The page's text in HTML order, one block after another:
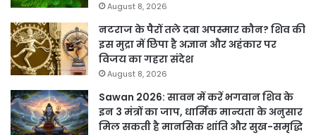
August 8, 2026
नटराज के पैरों तले दबा अपस्मार कौन? शिव की
इस मुद्रा में छिपा है अज्ञान और अहंकार पर
विजय का गहरा संदेश
August 8, 2026
Sawan 2026: सावन में करें भगवान शिव के
इन 3 मंत्रों का जाप, धार्मिक मान्यता के अनुसार
मिल सकती है मानसिक शांति और सुख-समृद्धि